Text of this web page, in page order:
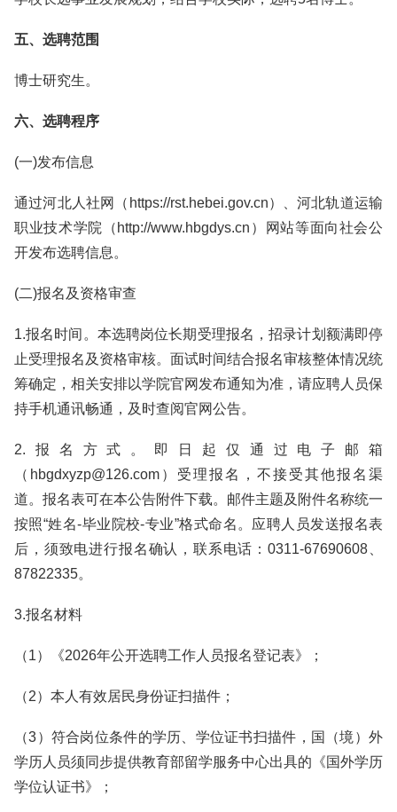
五、选聘范围
博士研究生。
六、选聘程序
(一)发布信息
通过河北人社网（https://rst.hebei.gov.cn）、河北轨道运输
职业技术学院（http://www.hbgdys.cn）网站等面向社会公
开发布选聘信息。
(二)报名及资格审查
1.报名时间。本选聘岗位长期受理报名，招录计划额满即停
止受理报名及资格审核。面试时间结合报名审核整体情况统
筹确定，相关安排以学院官网发布通知为准，请应聘人员保
持手机通讯畅通，及时查阅官网公告。
2.报名方式。即日起仅通过电子邮箱
（hbgdxyzp@126.com）受理报名，不接受其他报名渠
道。报名表可在本公告附件下载。邮件主题及附件名称统一
按照“姓名-毕业院校-专业”格式命名。应聘人员发送报名表
后，须致电进行报名确认，联系电话：0311-67690608、
87822335。
3.报名材料
（1）《2026年公开选聘工作人员报名登记表》；
（2）本人有效居民身份证扫描件；
（3）符合岗位条件的学历、学位证书扫描件，国（境）外
学历人员须同步提供教育部留学服务中心出具的《国外学历
学位认证书》；